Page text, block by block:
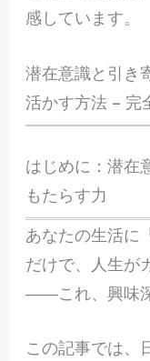
感しています。
潜在意識と引き
活かす方法 – 完
はじめに：潜在
もたらす力
あなたの生活に
だけで、人生が
――これ、興味
この記事では、